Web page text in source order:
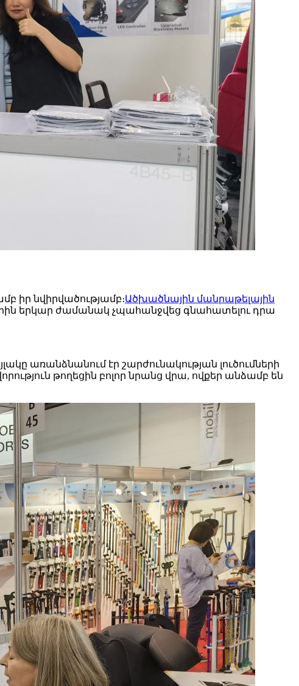
իր նվիրվածությամբ։Ածխածնային մանրաթելային
երկար ժամանակ չպահանջվեց գնահատելու դրա
առանձնանում էր շարժունակության լուծումների
թողեցին բոլոր նրանց վրա, ովքեր անձամբ են